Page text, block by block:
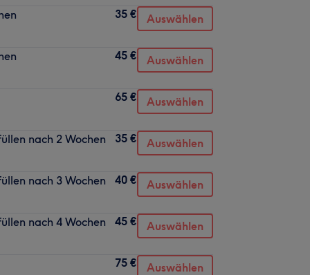
35 € Auswählen
45 € Auswählen
65 € Auswählen
nach 2 Wochen
35 € Auswählen
nach 3 Wochen
40 € Auswählen
nach 4 Wochen
45 € Auswählen
75 € Auswählen